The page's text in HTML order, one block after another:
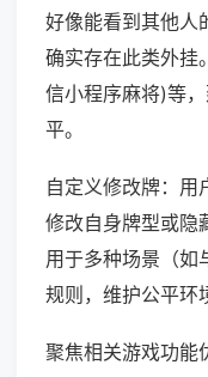
好像能看到其他人
确实存在此类外挂
信小程序麻将)等
平。
自定义修改牌：用
修改自身牌型或隐
用于多种场景（如
规则，维护公平环
聚焦相关游戏功能